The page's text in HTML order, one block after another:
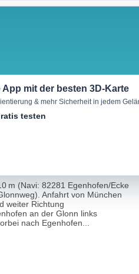
mit Kindern
und Sigrid Soeffker)
m (Navi: 82281 Egenhofen/Ecke
Anfahrt von München
weiter Richtung
an der Glonn links
nach Egenhofen...
App mit der besten 3D-Karte
& mehr Sicherheit in jedem
testen